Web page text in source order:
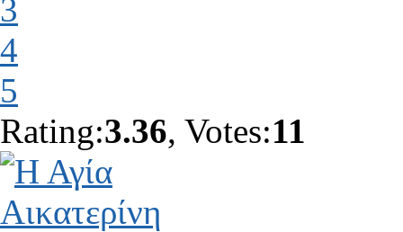
3
4
5
Rating:3.36, Votes:11